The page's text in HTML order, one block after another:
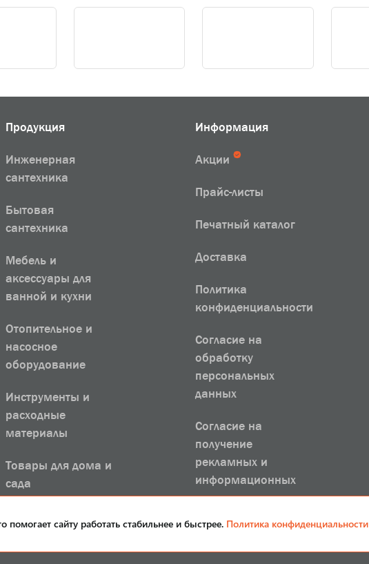
сайту работать стабильнее и быстрее. Политика конфиденциальности
Продукция
Инженерная
сантехника
Бытовая
сантехника
Мебель и
аксессуары для
ванной и кухни
Отопительное и
насосное
оборудование
Инструменты и
расходные
материалы
Товары для дома и
сада
Информация
Акции
Прайс-листы
Печатный каталог
Доставка
Политика
конфиденциальности
Согласие на
обработку
персональных
данных
Согласие на
получение
рекламных и
информационных
рассылок